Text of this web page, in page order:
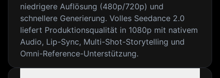
niedrigere Auflösung (480p/720p) und
schnellere Generierung. Volles Seedance 2.0
liefert Produktionsqualität in 1080p mit nativem
Audio, Lip-Sync, Multi-Shot-Storytelling und
Omni-Reference-Unterstützung.